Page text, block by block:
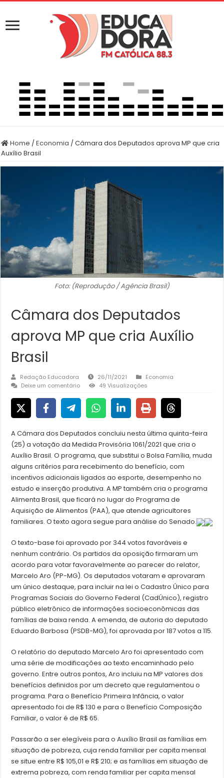
Home /Economia /Câmara dos Deputados aprova MP que cria
Auxílio Brasil
Foto: (Reprodução / Agência Brasil)
Câmara dos Deputados
aprova MP que cria Auxílio
Brasil
Redação Educadora 26/11/2021
Economia
Deixe um comentário
49 Visualizações
A Câmara dos Deputados concluiu nesta última quinta-feira
(25) a votação da Medida Provisória 1061/2021 que cria o
Auxílio Brasil. O programa, que substitui o Bolsa Família, muda
alguns critérios para recebimento do benefício, com
incentivos adicionais ligados ao esporte, desempenho no
estudo e inserção produtiva. A MP também cria o programa
Alimenta Brasil, que ficará no lugar do Programa de
Aquisição de Alimentos (PAA), que atende agricultores
familiares. O texto agora segue para análise do Senado.
O texto-base foi aprovado por 344 votos favoráveis e
nenhum contrário. Os partidos da oposição firmaram um
acordo para votar favoravelmente ao parecer do relator,
Marcelo Aro (PP-MG). Os deputados votaram e aprovaram
um único destaque, para incluir na lei o Cadastro Único para
Programas Sociais do Governo Federal (CadÚnico), registro
público eletrônico de informações socioeconômicas das
famílias de baixa renda. A emenda, de autoria do deputado
Eduardo Barbosa (PSDB-MG), foi aprovada por 187 votos a 115.
O relatório do deputado Marcelo Aro foi apresentado com
uma série de modificações ao texto encaminhado pelo
governo. Entre outros pontos, Aro incluiu na MP valores dos
benefícios definidos por um decreto que regulamentou o
programa. Para o Benefício Primeira Infância, o valor
apresentado foi de R$ 130 e para o Benefício Composição
Familiar, o valor é de R$ 65.
Passarão a ser elegíveis para o Auxílio Brasil as famílias em
situação de pobreza, cuja renda familiar per capita mensal
se situe entre R$ 105,01 e R$ 210; e as famílias em situação de
extrema pobreza, com renda familiar per capita mensal